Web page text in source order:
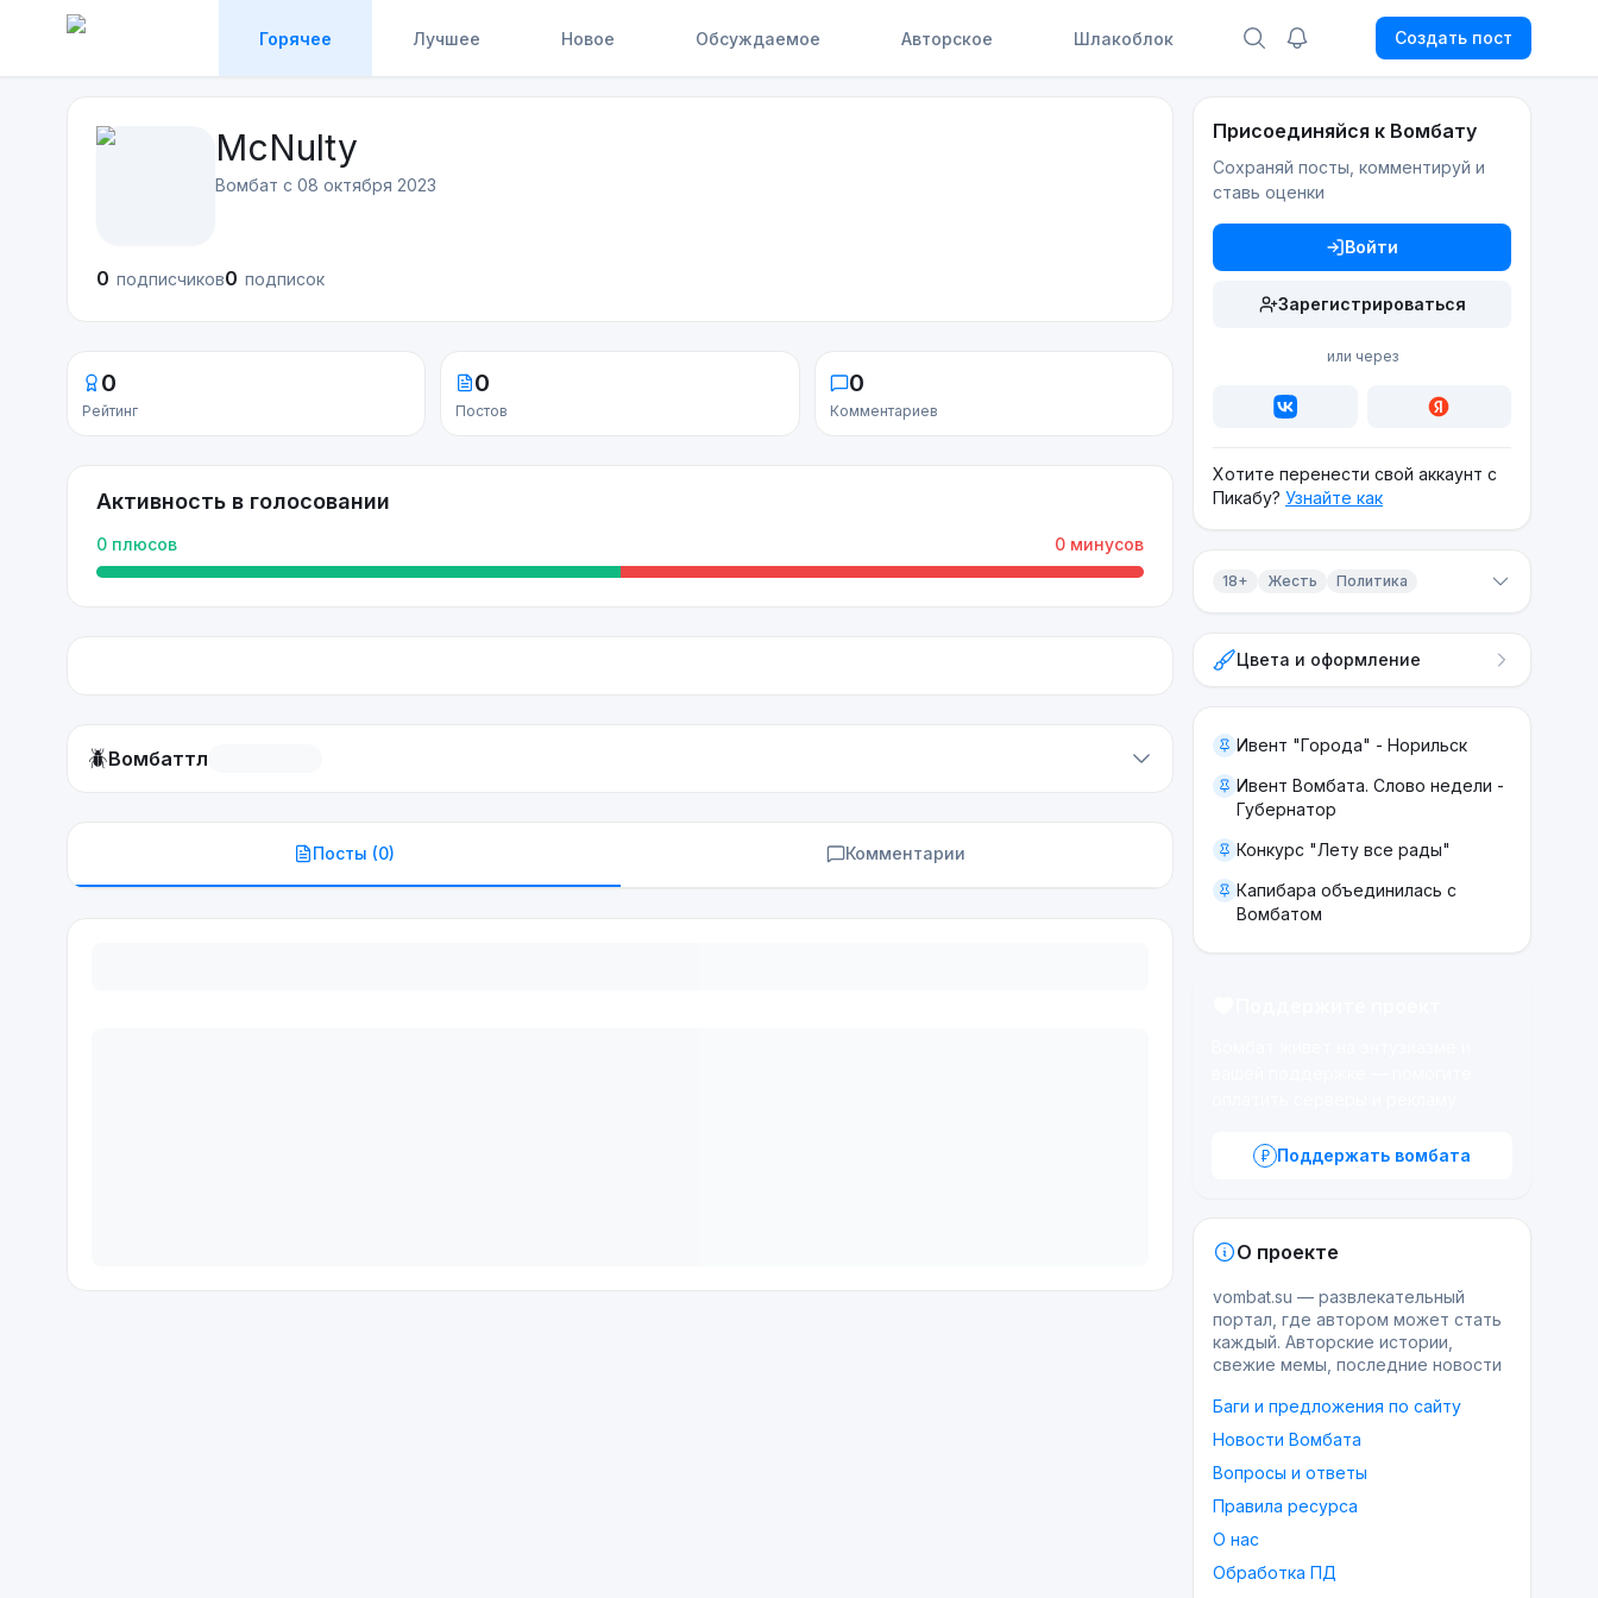
Горячее Лучшее Новое Обсуждаемое Авторское Шлакоблок Создать пост
McNulty
Вомбат с 08 октября 2023
0 подписчиков0 подписок
0
Рейтинг
0
Постов
0
Комментариев
Активность в голосовании
0 плюсов 0 минусов
🪲Вомбаттл
Посты (0) Комментарии
Присоединяйся к Вомбату
Сохраняй посты, комментируй и
ставь оценки
Войти
Зарегистрироваться
или через
Хотите перенести свой аккаунт с
Пикабу? Узнайте как
18+ Жесть Политика
ЖестьЦвета и оформление
Ивент "Города" - Норильск
Ивент Вомбата. Слово недели -
Губернатор
Конкурс "Лету все рады"
Капибара объединилась с
Вомбатом
Поддержать вомбата
О проекте
vombat.su — развлекательный
портал, где автором может стать
каждый. Авторские истории,
свежие мемы, последние новости
Баги и предложения по сайту
Новости Вомбата
Вопросы и ответы
Правила ресурса
О нас
Обработка ПД